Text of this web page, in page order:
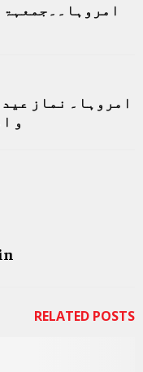
امروہا۔۔جمعہۃ
امروہا۔ نماز
و
RELATED POSTS